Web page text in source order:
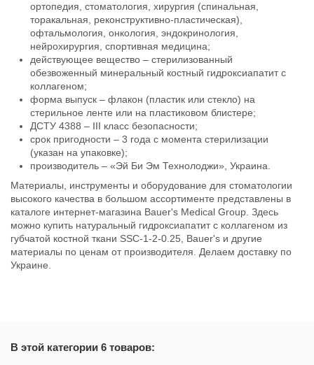
ортопедия, стоматология, хирургия (спинальная,
торакальная, реконструктивно-пластическая),
офтальмология, онкология, эндокринология,
нейрохирургия, спортивная медицина;
действующее вещество – стерилизованный
обезвоженный минеральный костный гидроксиапатит с
коллагеном;
форма выпуск – флакон (пластик или стекло) на
стерильное ленте или на пластиковом блистере;
ДСТУ 4388 – III класс безопасности;
срок пригодности – 3 года с момента стерилизации
(указан на упаковке);
производитель – «Эй Би Эм Технолоджи», Украина.
Материалы, инструменты и оборудование для стоматологии
высокого качества в большом ассортименте представлены в
каталоге интернет-магазина Bauer's Medical Group. Здесь
можно купить натуральный гидроксиапатит с коллагеном из
губчатой костной ткани SSC-1-2-0.25, Bauer's и другие
материалы по ценам от производителя. Делаем доставку по
Украине.
В этой категории 6 товаров: